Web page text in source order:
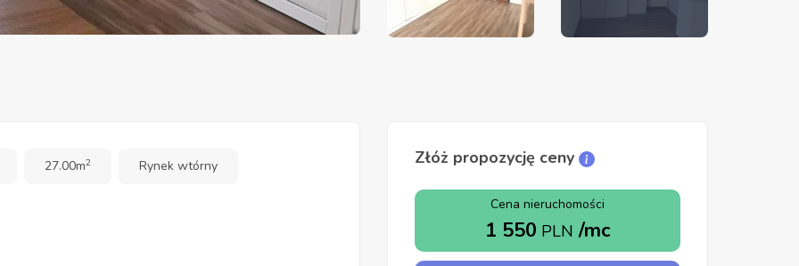
27.00m2 Rynek wtórny Złóż propozycję ceny
Cena nieruchomości
1 550 PLN /mc